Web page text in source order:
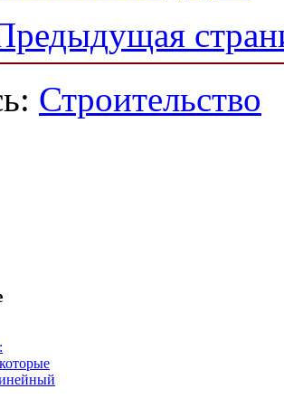
Строительство